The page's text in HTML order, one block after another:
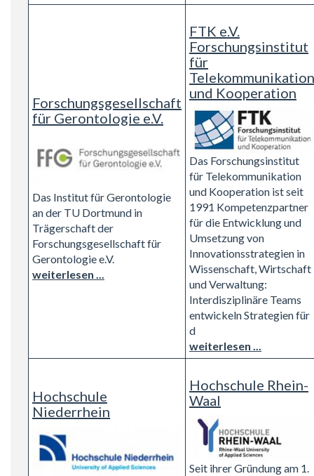
Forschungsgesellschaft
für Gerontologie e.V.
Das Institut für Gerontologie
an der TU Dortmund in
Trägerschaft der
Forschungsgesellschaft für
Gerontologie e.V.
weiterlesen ...
FTK e.V.
Forschungsinstitut
für
Telekommunikation
und Kooperation
Das Forschungsinstitut
für Telekommunikation
und Kooperation ist seit
1991 Kompetenzpartner
für die Entwicklung und
Umsetzung von
Innovationsstrategien in
Wissenschaft, Wirtschaft
und Verwaltung:
Interdisziplinäre Teams
entwickeln Strategien für
d
weiterlesen ...
Hochschule
Niederrhein
Hochschule Rhein-
Waal
Seit ihrer Gründung am 1.